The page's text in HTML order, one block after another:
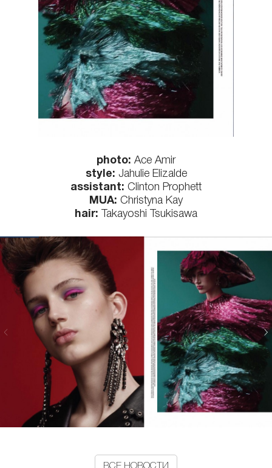
photo: Ace Amir
style: Jahulie Elizalde
assistant: Clinton Prophett
MUA: Christyna Kay
hair: Takayoshi Tsukisawa
ВСЕ НОВОСТИ